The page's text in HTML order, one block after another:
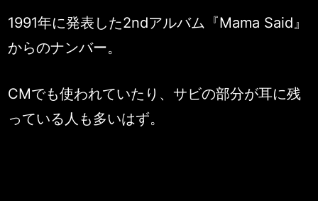
1991年に発表した2ndアルバム『Mama Said』
からのナンバー。
CMでも使われていたり、サビの部分が耳に残
っている人も多いはず。